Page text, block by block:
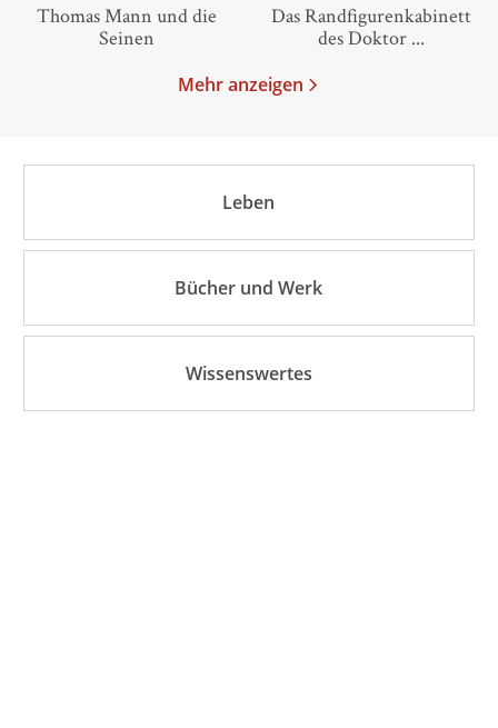
Thomas Mann und die
Seinen
Das Randfigurenkabinett
des Doktor ...
Mehr anzeigen
Leben
Bücher und Werk
Wissenswertes